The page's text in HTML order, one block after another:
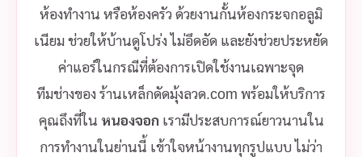
ห้องทำงาน หรือห้องครัว ด้วยงานกั้นห้องกระจกอลูมิ
เนียม ช่วยให้บ้านดูโปร่ง ไม่อึดอัด และยังช่วยประหยัด
ค่าแอร์ในกรณีที่ต้องการเปิดใช้งานเฉพาะจุด
ทีมช่างของ ร้านเหล็กดัดมุ้งลวด.com พร้อมให้บริการ
คุณถึงที่ใน หนองจอกเรามีประสบการณ์ยาวนานใน
การทำงานในย่านนี้ เข้าใจหน้างานทุกรูปแบบ ไม่ว่า